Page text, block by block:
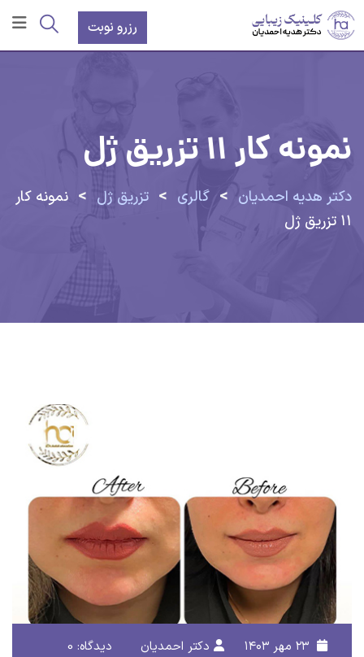
پرش
محتوا
رزرو نوبت
نمونه کار ۱۱ تزریق ژل
دکتر هدیه احمدیان > گالری > تزریق ژل > نمونه کار
۱۱ تزریق ژل
دکتر احمدیان دیدگاه: 0